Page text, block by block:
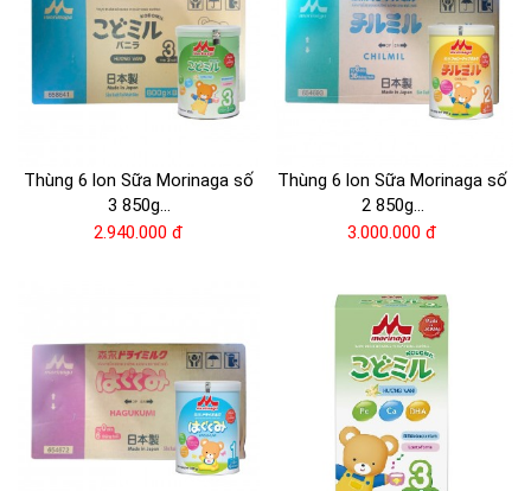
Thùng 6 lon Sữa Morinaga số
3 850g...
2.940.000 đ
Thùng 6 lon Sữa Morinaga số
2 850g...
3.000.000 đ